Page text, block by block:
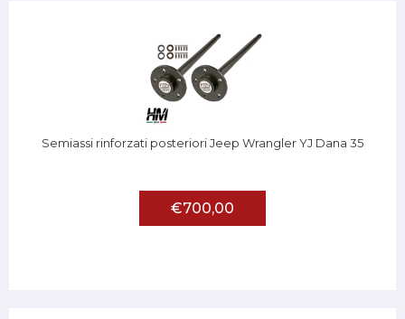
Semiassi rinforzati posteriori Jeep Wrangler YJ Dana 35
€700,00